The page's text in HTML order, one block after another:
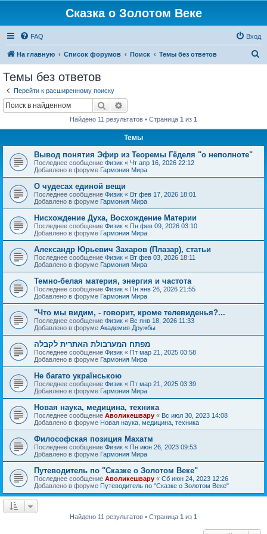
Сказка о Золотом Веке
FAQ Вход
На главную Список форумов Поиск Темы без ответов
Темы без ответов
Перейти к расширенному поиску
Поиск
Найдено 11 результатов • Страница 1 из 1
Темы
Вывод понятия Эфир из Теоремы Гёделя "о неполноте"
Последнее сообщение Физик « Чт апр 16, 2026 22:12
Добавлено в форуме Гармония Мира
О чудесах единой вещи
Последнее сообщение Физик « Вт фев 17, 2026 18:01
Добавлено в форуме Гармония Мира
Нисхождение Духа, Восхождение Материи
Последнее сообщение Физик « Пн фев 09, 2026 03:10
Добавлено в форуме Гармония Мира
Александр Юрьевич Захаров (Плазар), статьи
Последнее сообщение Физик « Вт фев 03, 2026 18:11
Добавлено в форуме Гармония Мира
Темно-белая материя, энергия и частота
Последнее сообщение Физик « Пн янв 26, 2026 21:55
Добавлено в форуме Гармония Мира
"Что мы видим, - говорит, кроме телевиденья?...
Последнее сообщение Физик « Вс янв 18, 2026 11:33
Добавлено в форуме Академия Дружбы
מפתח המערבולת האתרית לקבלה
Последнее сообщение Физик « Пт мар 21, 2025 03:58
Добавлено в форуме Гармония Мира
Не багато українською
Последнее сообщение Физик « Пт мар 21, 2025 03:39
Добавлено в форуме Гармония Мира
Новая наука, медицина, техника
Последнее сообщение Аволикешвару « Вс июл 30, 2023 14:08
Добавлено в форуме Новая наука, медицина, техника
Философская позиция Махатм
Последнее сообщение Физик « Пн июн 26, 2023 09:53
Добавлено в форуме Гармония Мира
Путеводитель по "Сказке о Золотом Веке"
Последнее сообщение Аволикешвару « Сб июн 24, 2023 12:26
Добавлено в форуме Путеводитель по "Сказке о Золотом Веке"
Найдено 11 результатов • Страница 1 из 1